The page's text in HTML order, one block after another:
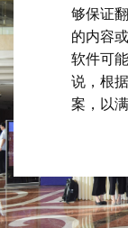
够保证
的内容
软件可
说，根
案，以